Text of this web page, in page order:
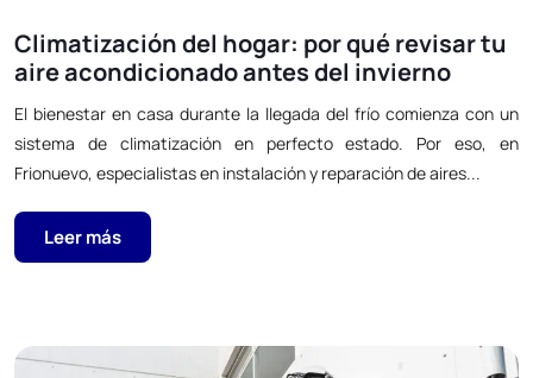
Climatización del hogar: por qué revisar tu
aire acondicionado antes del invierno
El bienestar en casa durante la llegada del frío comienza con un
sistema de climatización en perfecto estado. Por eso, en
Frionuevo, especialistas en instalación y reparación de aires...
Leer más